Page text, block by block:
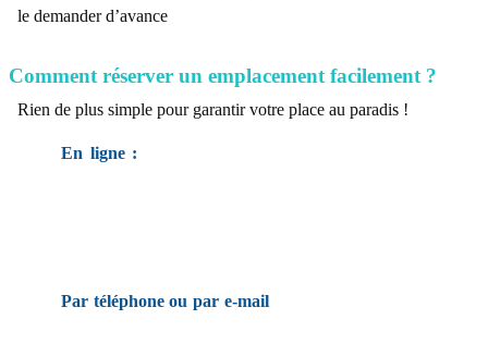
le demander d’avance
Comment réserver un emplacement facilement ?
Rien de plus simple pour garantir votre place au paradis !
En ligne :
Par téléphone ou par e-mail: Nos équipes connaissent le